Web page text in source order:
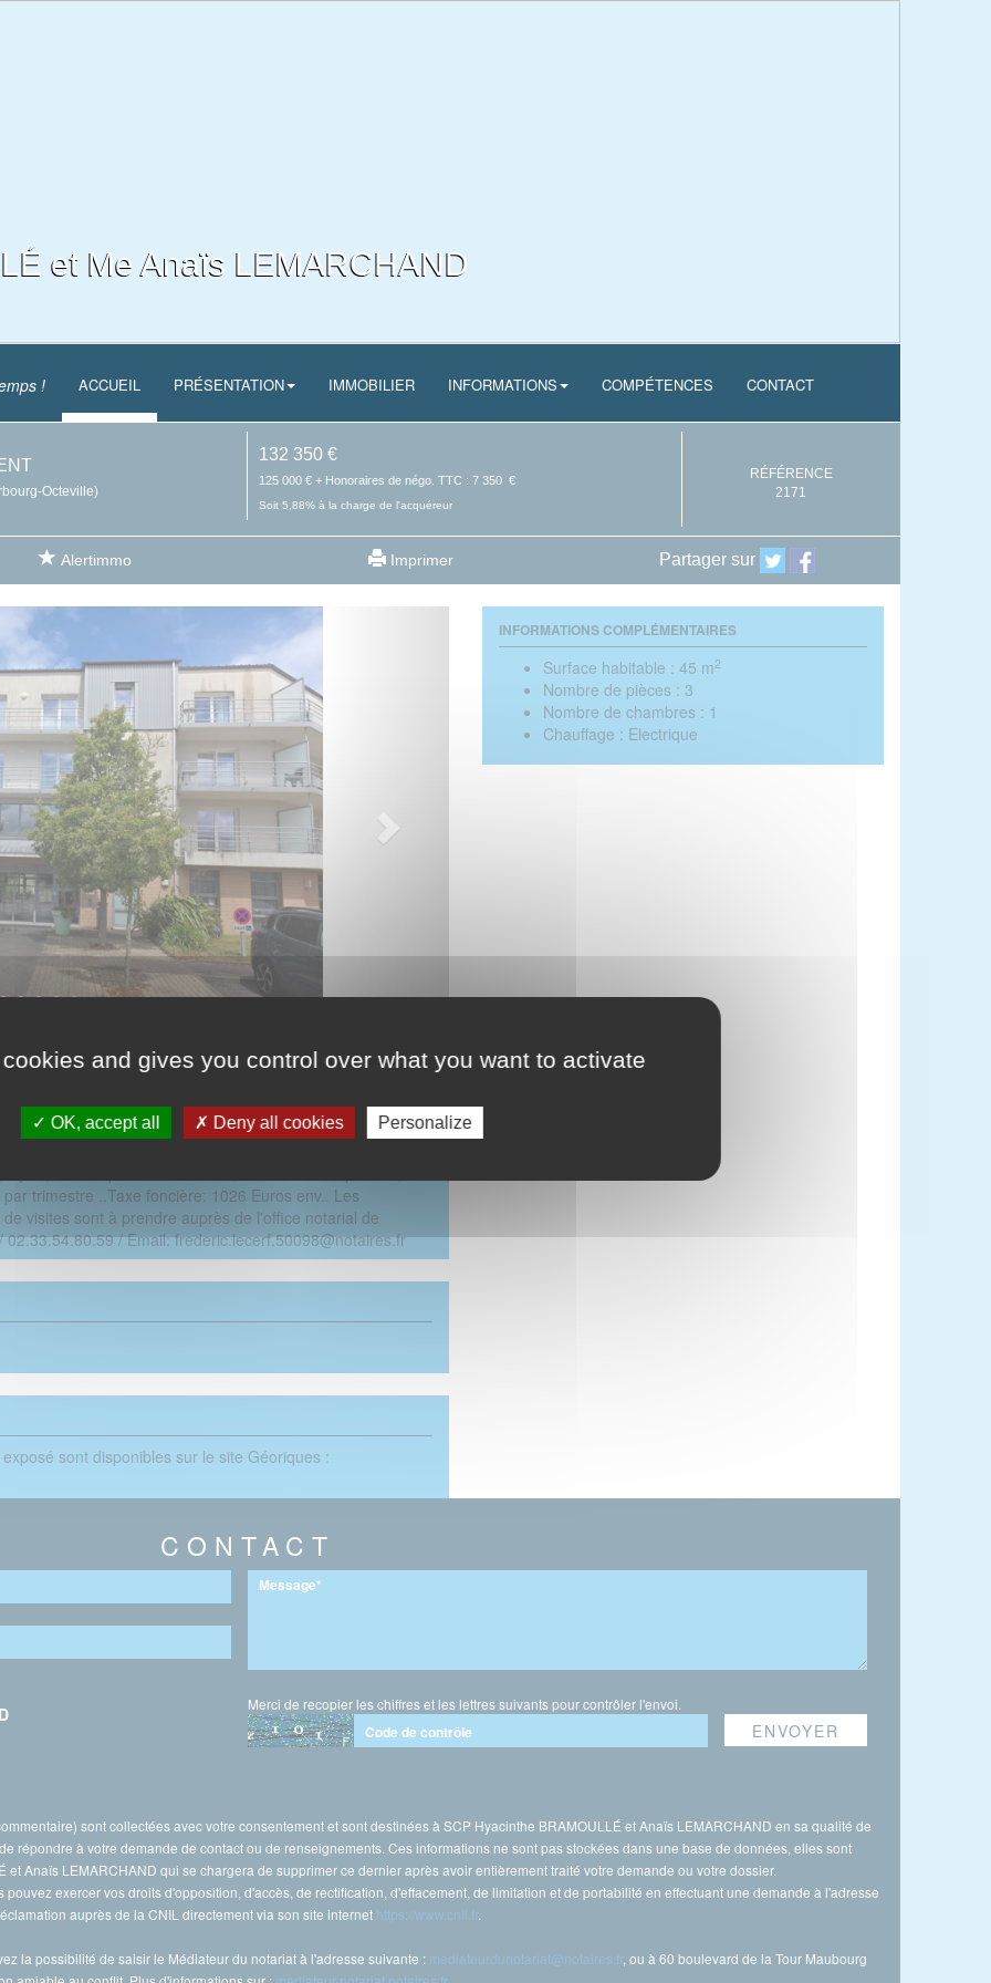
et Me Anaïs LEMARCHAND
! ACCUEIL PRÉSENTATION IMMOBILIER INFORMATIONS COMPÉTENCES CONTACT
Octeville)
132 350 €
125 000 € + Honoraires de négo. TTC : 7 350 €
Soit 5,88% à la charge de l'acquéreur
RÉFÉRENCE
2171
Alertimmo Imprimer Partager sur
INFORMATIONS COMPLÉMENTAIRES
Surface habitable : 45 m2
Nombre de pièces : 3
Nombre de chambres : 1
Chauffage : Electrique
IDEAL INVESTISSEUR pour cet appartement
loué 586 Euros mensuel, de type F2, au deuxième
avec espace kitchennette, chambre avec placard,
trimestre ..Taxe foncière: 1026 Euros env.. Les
visites sont à prendre auprès de l'office notarial de
/ Email: frederic.lecerf.50098@notaires.fr
sont disponibles sur le site Géoriques :
CONTACT
Merci de recopier les chiffres et les lettres suivants pour contrôler l'envoi.
sont collectées avec votre consentement et sont destinées à SCP Hyacinthe BRAMOULLÉ et Anaïs LEMARCHAND en sa qualité de
répondre à votre demande de contact ou de renseignements. Ces informations ne sont pas stockées dans une base de données, elles sont
Anaïs LEMARCHAND qui se chargera de supprimer ce dernier après avoir entièrement traité votre demande ou votre dossier.
exercer vos droits d'opposition, d'accès, de rectification, d'effacement, de limitation et de portabilité en effectuant une demande à l'adresse
auprès de la CNIL directement via son site internet https://www.cnil.fr.
la possibilité de saisir le Médiateur du notariat à l'adresse suivante : mediateurdunotariat@notaires.fr, ou à 60 boulevard de la Tour Maubourg
and gives you control over what you want to activate
OK, accept all Deny all cookies Personalize